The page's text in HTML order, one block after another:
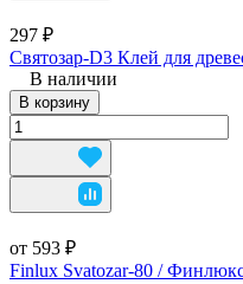
297 ₽
Святозар-D3 Клей для
В наличии
В корзину
от 593 ₽
Finlux Svatozar-80 /